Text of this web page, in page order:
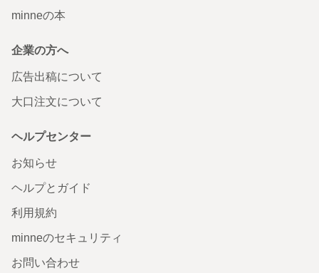
minneの本
企業の方へ
広告出稿について
大口注文について
ヘルプセンター
お知らせ
ヘルプとガイド
利用規約
minneのセキュリティ
お問い合わせ